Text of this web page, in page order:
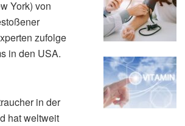
York) von
zufolge
in den USA.
in der
hat weltweit